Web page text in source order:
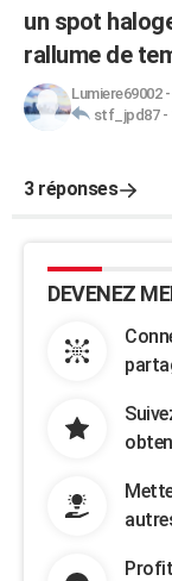
un spot
rallume de
Lumiere69002-
stf_jpd87-
3 réponses
DEVENEZ